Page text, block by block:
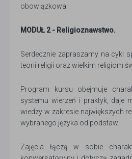
obowiązkowa.
MODUŁ 2 - Religioznawstwo.
Serdecznie zapraszamy na cykl
teorii religii oraz wielkim religiom
Program kursu obejmuje
systemu wierzeń i praktyk, daje
wiedzy w zakresie największych
wybranego języka od podstaw.
Zajęcia łączą w sobie